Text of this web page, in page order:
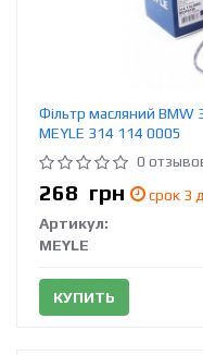
Фільтр масляний
MEYLE 314 114 0005
0
268 грн
срок 3
Артикул:
MEYLE
КУПИТЬ